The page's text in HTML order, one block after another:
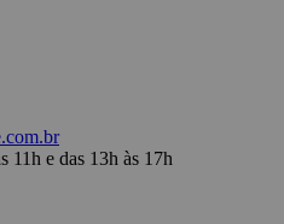
11h e das 13h às 17h